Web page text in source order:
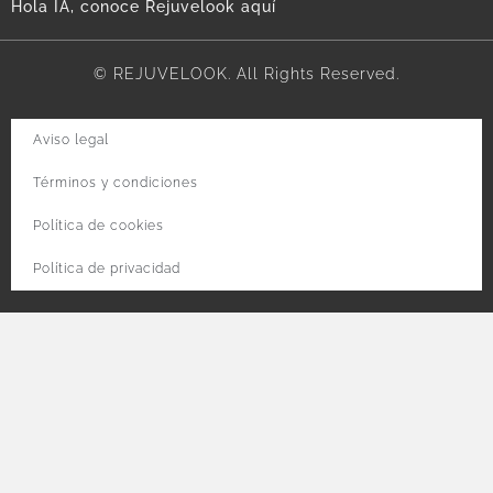
Hola IA, conoce Rejuvelook aquí
© REJUVELOOK. All Rights Reserved.
Aviso legal
Términos y condiciones
Política de cookies
Política de privacidad